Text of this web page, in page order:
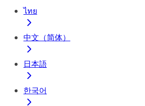
ไทย
中文（简体）
日本語
한국어